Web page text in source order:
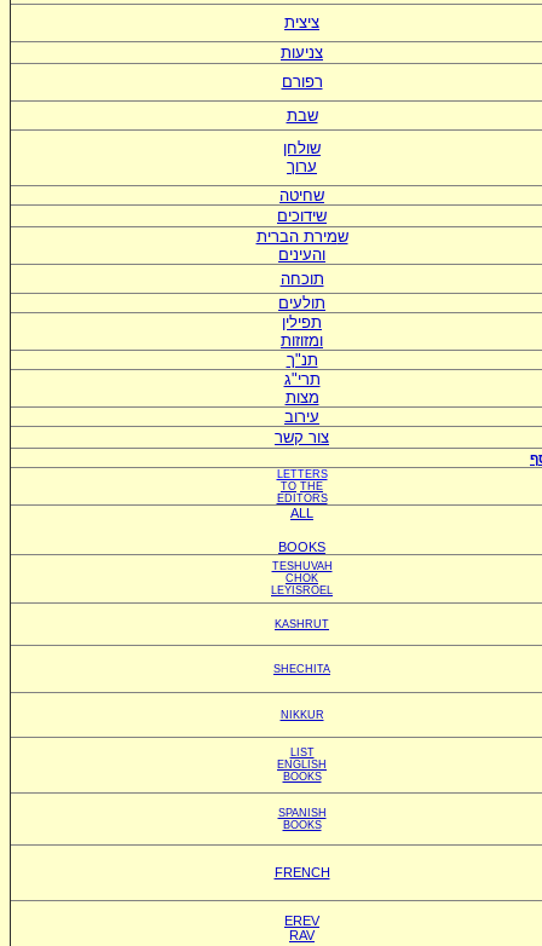
ציצית
צניעות
רפורם
שבת
שולחן
ערוך
שחיטה
שידוכים
שמירת הברית
והעינים
תוכחה
תולעים
תפילין
ומזוזות
תנ"ך
תרי"ג
מצות
עירוב
צור קשר
LETTERS
TO THE
EDITORS
ALL
BOOKS
TESHUVAH
CHOK
LEYISROEL
KASHRUT
SHECHITA
NIKKUR
LIST
ENGLISH
BOOKS
SPANISH
BOOKS
FRENCH
EREV
RAV